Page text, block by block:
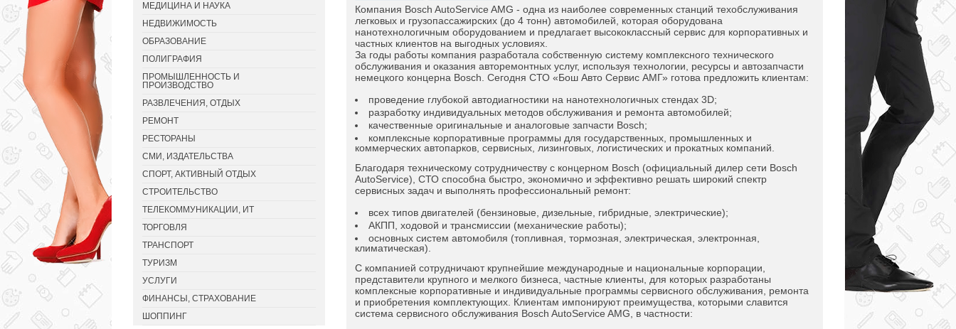
Компания Bosch AutoService AMG - одна из наиболее современных станций техобслуживания
легковых и грузопассажирских (до 4 тонн) автомобилей, которая оборудована
нанотехнологичным оборудованием и предлагает высококлассный сервис для корпоративных и
частных клиентов на выгодных условиях.
За годы работы компания разработала собственную систему комплексного технического
обслуживания и оказания авторемонтных услуг, используя технологии, ресурсы и автозапчасти
немецкого концерна Bosch. Сегодня СТО «Бош Авто Сервис АМГ» готова предложить клиентам:
проведение глубокой автодиагностики на нанотехнологичных стендах 3D;
разработку индивидуальных методов обслуживания и ремонта автомобилей;
качественные оригинальные и аналоговые запчасти Bosch;
комплексные корпоративные программы для государственных, промышленных и
коммерческих автопарков, сервисных, лизинговых, логистических и прокатных компаний.
Благодаря техническому сотрудничеству с концерном Bosch (официальный дилер сети Bosch
AutoService), СТО способна быстро, экономично и эффективно решать широкий спектр
сервисных задач и выполнять профессиональный ремонт:
всех типов двигателей (бензиновые, дизельные, гибридные, электрические);
АКПП, ходовой и трансмиссии (механические работы);
основных систем автомобиля (топливная, тормозная, электрическая, электронная,
климатическая).
С компанией сотрудничают крупнейшие международные и национальные корпорации,
представители крупного и мелкого бизнеса, частные клиенты, для которых разработаны
комплексные корпоративные и индивидуальные программы сервисного обслуживания, ремонта
и приобретения комплектующих. Клиентам импонируют преимущества, которыми славится
система сервисного обслуживания Bosch AutoService AMG, в частности:
МЕДИЦИНА И НАУКА
НЕДВИЖИМОСТЬ
ОБРАЗОВАНИЕ
ПОЛИГРАФИЯ
ПРОМЫШЛЕННОСТЬ И
ПРОИЗВОДСТВО
РАЗВЛЕЧЕНИЯ, ОТДЫХ
РЕМОНТ
РЕСТОРАНЫ
СМИ, ИЗДАТЕЛЬСТВА
СПОРТ, АКТИВНЫЙ ОТДЫХ
СТРОИТЕЛЬСТВО
ТЕЛЕКОММУНИКАЦИИ, ИТ
ТОРГОВЛЯ
ТРАНСПОРТ
ТУРИЗМ
УСЛУГИ
ФИНАНСЫ, СТРАХОВАНИЕ
ШОППИНГ